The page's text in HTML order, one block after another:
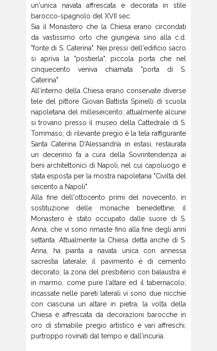
un'unica navata affrescata e decorata in stile
barocco-spagnolo del XVII sec.
Sia il Monastero che la Chiesa erano circondati
da vastissimo orto che giungeva sino alla c.d.
"fonte di S. Caterina". Nei pressi dell'edificio sacro
si apriva la "postierla", piccola porta che nel
cinquecento veniva chiamata "porta di S.
Caterina".
All'interno della Chiesa erano conservate diverse
tele del pittore Giovan Battista Spinelli di scuola
napoletana del milleseicento; attualmente alcune
si trovano presso il museo della Cattedrale di S.
Tommaso; di rilevante pregio è la tela raffigurante
Santa Caterina D'Alessandria in estasi, restaurata
un decennio fa a cura della Sovrintendenza ai
beni architettonici di Napoli, nel cui capoluogo è
stata esposta per la mostra napoletana "Civiltà del
seicento a Napoli".
Alla fine dell'ottocento primi del novecento, in
sostituzione delle monache benedettine, il
Monastero è stato occupato dalle suore di S.
Anna, che vi sono rimaste fino alla fine degli anni
settanta. Attualmente la Chiesa detta anche di S.
Anna, ha pianta a navata unica con annessa
sacrestia laterale; il pavimento è di cemento
decorato; la zona del presbiterio con balaustra è
in marmo, come pure l'altare ed il tabernacolo;
incassate nelle pareti laterali vi sono due nicchie
con ciascuna un altare in pietra; la volta della
Chiesa è affrescata da decorazioni barocche in
oro di stimabile pregio artistico e vari affreschi,
purtroppo rovinati dal tempo e dall'incuria.